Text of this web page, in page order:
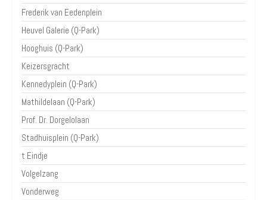
Frederik van Eedenplein
Heuvel Galerie (Q-Park)
Hooghuis (Q-Park)
Keizersgracht
Kennedyplein (Q-Park)
Mathildelaan (Q-Park)
Prof. Dr. Dorgelolaan
Stadhuisplein (Q-Park)
t Eindje
Volgelzang
Vonderweg